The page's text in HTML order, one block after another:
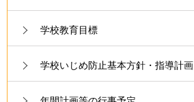
学校教育目標
学校いじめ防止基本方針・指導計画